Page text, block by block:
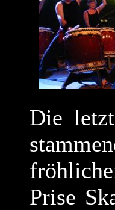
Die
Prise